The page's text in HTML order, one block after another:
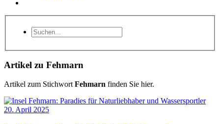
Artikel zu Fehmarn
Artikel zum Stichwort Fehmarn finden Sie hier.
20. April 2025